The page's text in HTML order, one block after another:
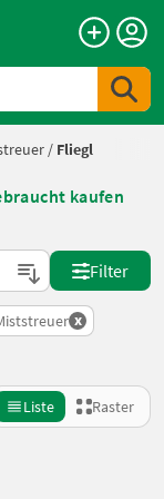
/ Fliegl
kaufen
Filter
x
Liste Raster